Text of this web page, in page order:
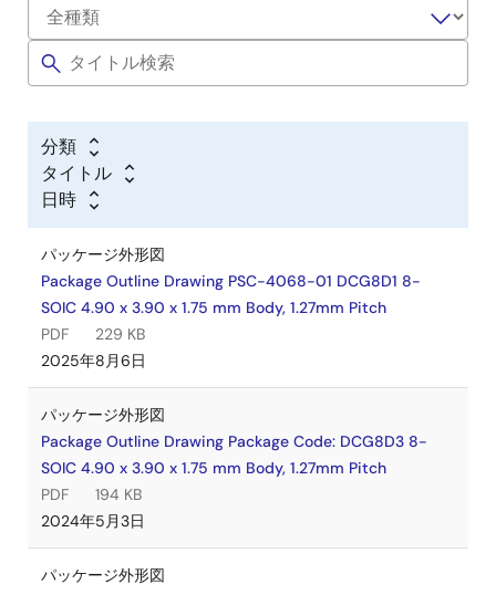
分類
タイトル
日時
パッケージ外形図
Package Outline Drawing PSC-4068-01 DCG8D1 8-
SOIC 4.90 x 3.90 x 1.75 mm Body, 1.27mm Pitch
PDF
229 KB
2025年8月6日
パッケージ外形図
Package Outline Drawing Package Code: DCG8D3 8-
SOIC 4.90 x 3.90 x 1.75 mm Body, 1.27mm Pitch
PDF
194 KB
2024年5月3日
パッケージ外形図